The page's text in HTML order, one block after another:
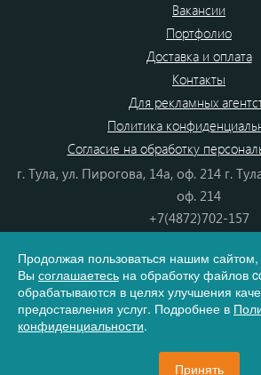
Вакансии
Портфолио
Доставка и оплата
Контакты
Для рекламных
Политика
Согласие на обработку
г. Тула, ул. Пирогова, 14а, оф. 214 г.
оф. 214
+7(4872)702-157
8(800) 555-80-87
e-mail:info@dono.su
Продолжая пользоваться нашим сайтом,
Вы соглашаетесь на обработку файлов
обрабатываются в целях улучшения
предоставления услуг. Подробнее в
конфиденциальности.
Принять